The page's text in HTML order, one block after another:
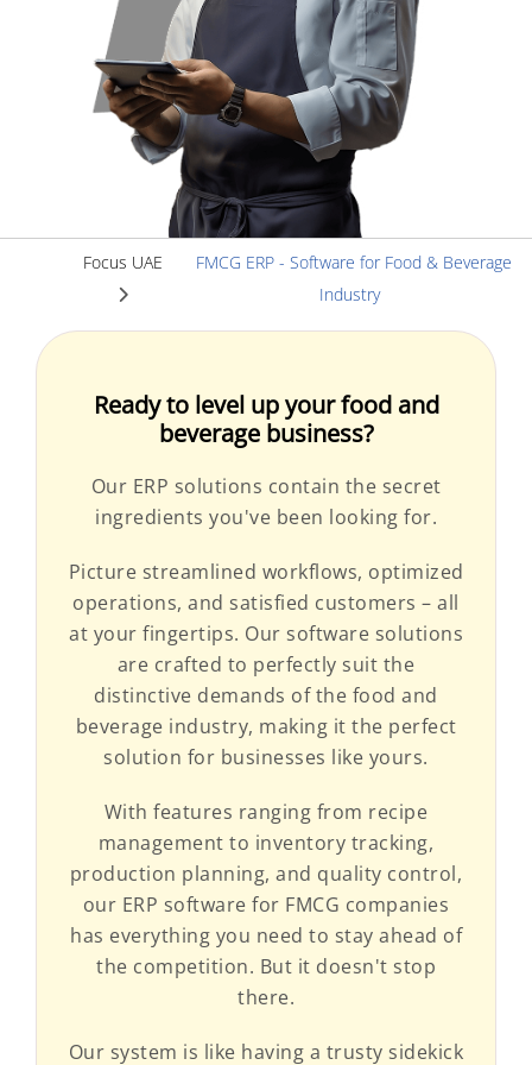
Focus UAE
FMCG ERP - Software for Food & Beverage
Industry
Ready to level up your food and
beverage business?
Our ERP solutions contain the secret
ingredients you've been looking for.
Picture streamlined workflows, optimized
operations, and satisfied customers – all
at your fingertips. Our software solutions
are crafted to perfectly suit the
distinctive demands of the food and
beverage industry, making it the perfect
solution for businesses like yours.
With features ranging from recipe
management to inventory tracking,
production planning, and quality control,
our ERP software for FMCG companies
has everything you need to stay ahead of
the competition. But it doesn't stop
there.
Our system is like having a trusty sidekick